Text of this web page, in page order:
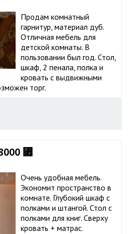
Продам комнатный
гарнитур, материал дуб.
Отличная мебель для
детской комнаты. В
пользовании был год. Стол,
шкаф, 2 пенала, полка и
кровать с выдвижными
торг.
⃏
Очень удобная мебель.
Экономит пространство в
комнате. Глубокий шкаф с
полками и штангой. Стол с
полками для книг. Сверху
кровать + матрас.